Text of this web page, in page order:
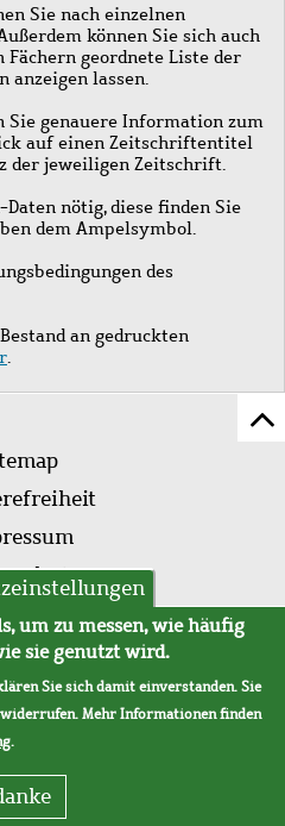
Sie nach einzelnen
können Sie sich auch
geordnete Liste der
lassen.
Sie genauere Information zum
auf einen Zeitschriftentitel
der jeweiligen Zeitschrift.
nötig, diese finden Sie
dem Ampelsymbol.
des
an gedruckten
.
AVBum zu messen, wie häufig
sie genutzt wird.
Sie sich damit einverstanden. Sie
Mehr Informationen finden
.